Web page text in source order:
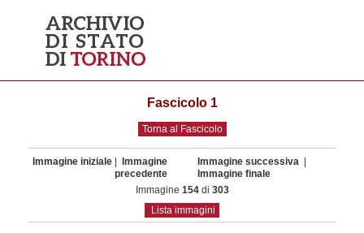
Fascicolo 1
Torna al Fascicolo
Immagine iniziale
Immagine
precedente
Immagine successiva
Immagine finale
Immagine 154di 303
Lista immagini